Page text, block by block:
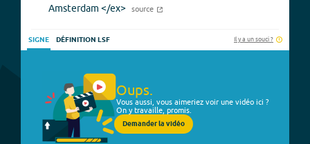
Amsterdam </ex>
source
SIGNE DÉFINITION LSF Il y a un souci ?
Oups.
Vous aussi, vous aimeriez voir une vidéo ici ?
On y travaille, promis.
Demander la vidéo